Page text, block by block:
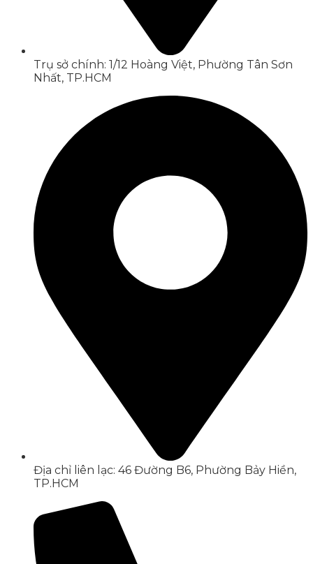
Trụ sở chính: 1/12 Hoàng Việt, Phường Tân Sơn
Nhất, TP.HCM
Địa chỉ liên lạc: 46 Đường B6, Phường Bảy Hiền,
TP.HCM